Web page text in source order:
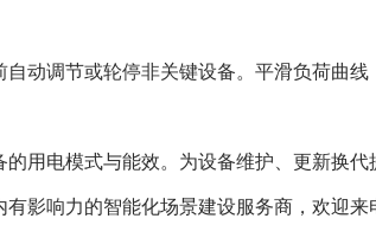
动调节或轮停非关键设备。平滑负荷曲线
用电模式与能效。为设备维护、更新换代
影响力的智能化场景建设服务商，欢迎来